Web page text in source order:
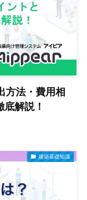
方法・費用相
解説！
建築基礎知識